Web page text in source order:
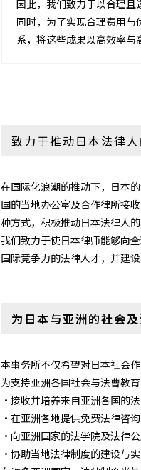
因此，我们致力于以合理且
同时，为了实现合理费用
系，将这些成果以高效率与
致力于推动日本法律
在国际化浪潮的推动下，日本
国的当地办公室及合作律所接
种方式，积极推动日本法律人的
我们致力于使日本律师能够向
国际竞争力的法律人才，并建
为日本与亚洲的社会
本事务所不仅希望对日本社会
为支持亚洲各国社会与法曹教
・接收并培养来自亚洲各国的
・在亚洲各地提供免费法律咨询
・向亚洲国家的法学院及法律
・协助当地法律制度的建设与